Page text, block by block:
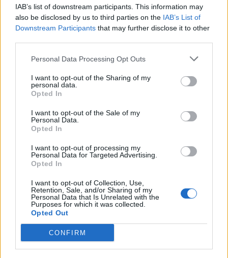
IAB’s list of downstream participants. This information may
also be disclosed by us to third parties on the IAB’s List of
Downstream Participants that may further disclose it to other
Personal Data Processing Opt Outs
I want to opt-out of the Sharing of my
personal data.
Opted In
I want to opt-out of the Sale of my
Personal Data.
Opted In
I want to opt-out of processing my
Personal Data for Targeted Advertising.
Opted In
I want to opt-out of Collection, Use,
Retention, Sale, and/or Sharing of my
Personal Data that Is Unrelated with the
Purposes for which it was collected.
Opted Out
CONFIRM
Añadir un comentario ...
🪐🚀 Canciones para Ver las Estrellas:
Psicodelia y Space Rock 🎸✨
🌌🚀 Viaje intergaláctico: la mejor selección de
psicodelia, space rock y atmósferas cósmicas para
al firmamento y siente la gravedad cero. 💾 ¡Guarda
esta colección para tu próxima noche estrellada!
✨⭐
Letras Top Artistas Playlists
N O P Q R S T U W
Z #